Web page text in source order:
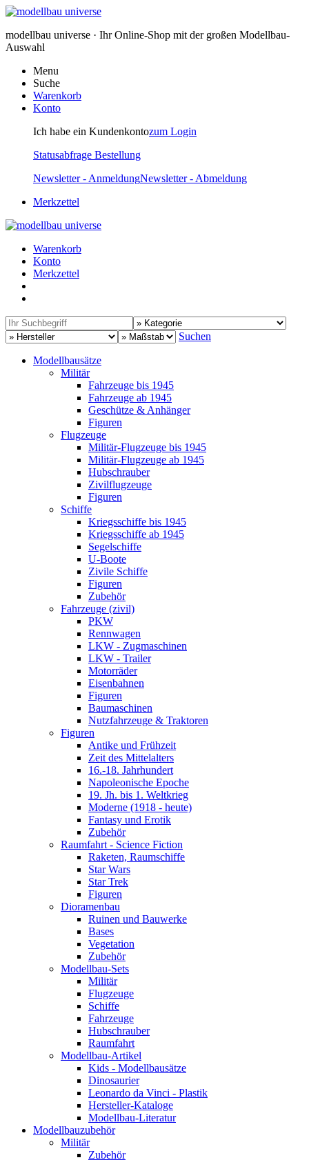
modellbau universe · Ihr Online-Shop mit der großen Modellbau-
Auswahl
Menu
Suche
Warenkorb
Konto
Ich habe ein Kundenkontozum Login
Statusabfrage Bestellung
Newsletter - AnmeldungNewsletter - Abmeldung
Merkzettel
Warenkorb
Konto
Merkzettel
Suchen
Modellbausätze
Militär
Fahrzeuge bis 1945
Fahrzeuge ab 1945
Geschütze & Anhänger
Figuren
Flugzeuge
Militär-Flugzeuge bis 1945
Militär-Flugzeuge ab 1945
Hubschrauber
Zivilflugzeuge
Figuren
Schiffe
Kriegsschiffe bis 1945
Kriegsschiffe ab 1945
Segelschiffe
U-Boote
Zivile Schiffe
Figuren
Zubehör
Fahrzeuge (zivil)
PKW
Rennwagen
LKW - Zugmaschinen
LKW - Trailer
Motorräder
Eisenbahnen
Figuren
Baumaschinen
Nutzfahrzeuge & Traktoren
Figuren
Antike und Frühzeit
Zeit des Mittelalters
16.-18. Jahrhundert
Napoleonische Epoche
19. Jh. bis 1. Weltkrieg
Moderne (1918 - heute)
Fantasy und Erotik
Zubehör
Raumfahrt - Science Fiction
Raketen, Raumschiffe
Star Wars
Star Trek
Figuren
Dioramenbau
Ruinen und Bauwerke
Bases
Vegetation
Zubehör
Modellbau-Sets
Militär
Flugzeuge
Schiffe
Fahrzeuge
Hubschrauber
Raumfahrt
Modellbau-Artikel
Kids - Modellbausätze
Dinosaurier
Leonardo da Vinci - Plastik
Hersteller-Kataloge
Modellbau-Literatur
Modellbauzubehör
Militär
Zubehör